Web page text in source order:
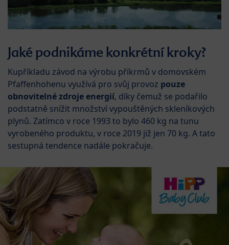
Jaké podnikáme konkrétní kroky?
Kupříkladu závod na výrobu příkrmů v domovském
Pfaffenhohenu využívá pro svůj provoz pouze
obnovitelné zdroje energií, díky čemuž se podařilo
podstatně snížit množství vypouštěných skleníkových
plynů. Zatímco v roce 1993 to bylo 460 kg na tunu
vyrobeného produktu, v roce 2019 již jen 70 kg. A tato
sestupná tendence nadále pokračuje.